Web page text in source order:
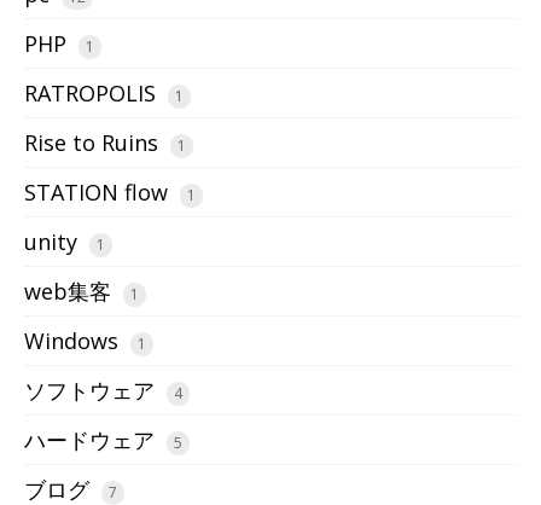
PHP 1
RATROPOLIS 1
Rise to Ruins 1
STATION flow 1
unity 1
web集客 1
Windows 1
ソフトウェア 4
ハードウェア 5
ブログ 7